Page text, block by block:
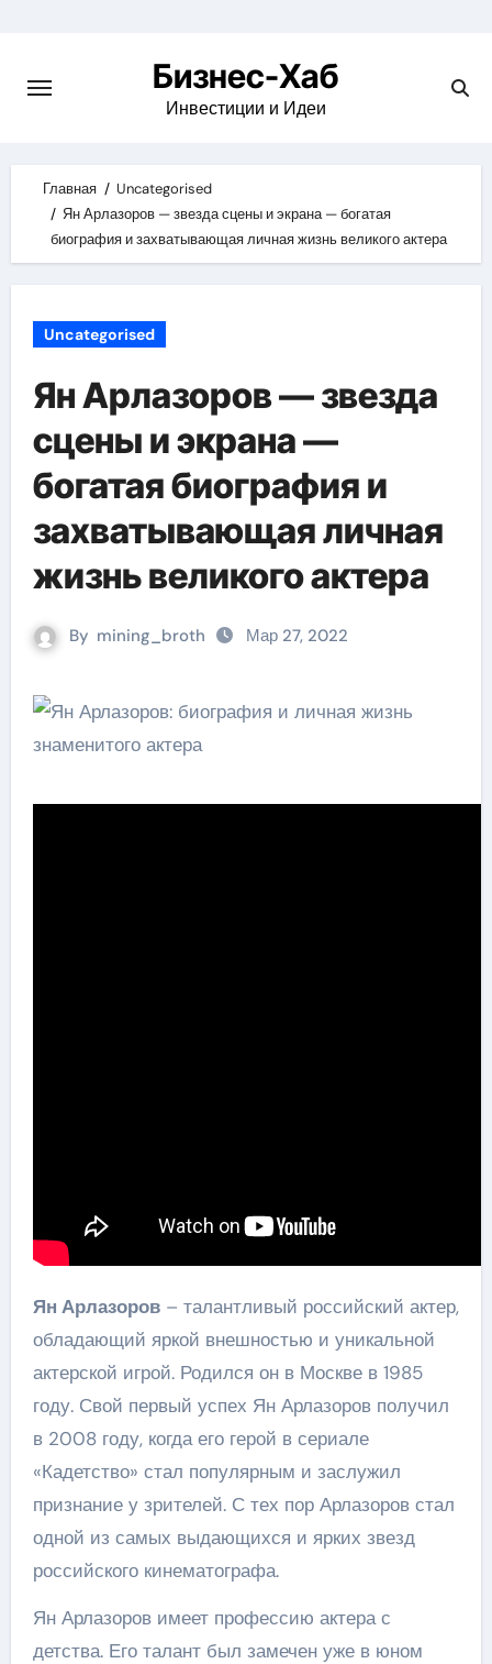
content
Бизнес-Хаб
Инвестиции и Идеи
Главная
Uncategorised
Ян Арлазоров — звезда сцены и экрана — богатая
биография и захватывающая личная жизнь великого актера
Uncategorised
Ян Арлазоров — звезда
сцены и экрана —
богатая биография и
захватывающая личная
жизнь великого актера
By mining_broth Мар 27, 2022
Ян Арлазоров– талантливый российский актер,
обладающий яркой внешностью и уникальной
актерской игрой. Родился он в Москве в 1985
году. Свой первый успех Ян Арлазоров получил
в 2008 году, когда его герой в сериале
«Кадетство» стал популярным и заслужил
признание у зрителей. С тех пор Арлазоров стал
одной из самых выдающихся и ярких звезд
российского кинематографа.
Ян Арлазоров имеет профессию актера с
детства. Его талант был замечен уже в юном